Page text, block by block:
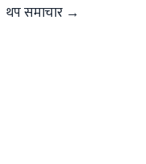
थप समाचार →